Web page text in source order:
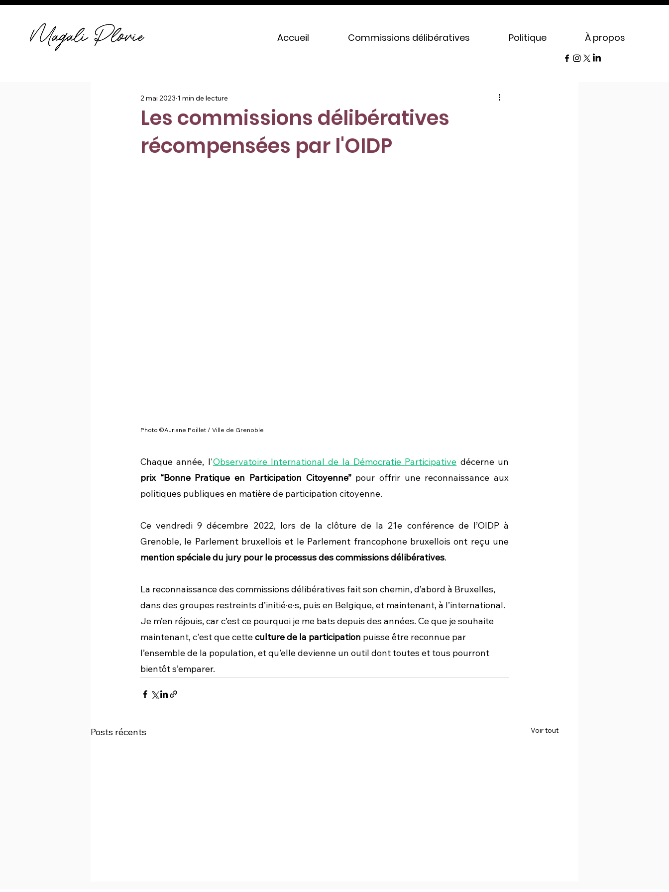
Accueil Commissions délibératives Politique À propos
Les commissions délibératives
récompensées par l'OIDP
2 mai 2023 1 min de lecture
Photo ©Auriane Poillet / Ville de Grenoble
Chaque année, l'Observatoire International de la Démocratie Participative
prix “Bonne Pratique en Participation Citoyenne” pour offrir une reconnaissance aux
politiques publiques en matière de participation citoyenne.
Ce vendredi 9 décembre 2022, lors de la clôture de la 21e conférence de l’OIDP à
mention spéciale du jury pour le processus des commissions délibératives.
La reconnaissance des commissions délibératives fait son chemin, d’abord à Bruxelles,
dans des groupes restreints d’initié·e·s, puis en Belgique, et maintenant, à l’international.
Je m’en réjouis, car c’est ce pourquoi je me bats depuis des années. Ce que je souhaite
maintenant, c'est que cette culture de la participation puisse être reconnue par
l’ensemble de la population, et qu’elle devienne un outil dont toutes et tous pourront
bientôt s’emparer.
Posts récents Voir tout